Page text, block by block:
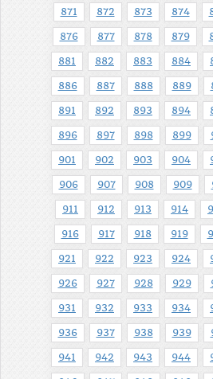
871 872 873 874
876 877 878 879
881 882 883 884
886 887 888 889
891 892 893 894
896 897 898 899
901 902 903 904
906 907 908 909
911 912 913 914
916 917 918 919
921 922 923 924
926 927 928 929
931 932 933 934
936 937 938 939
941 942 943 944